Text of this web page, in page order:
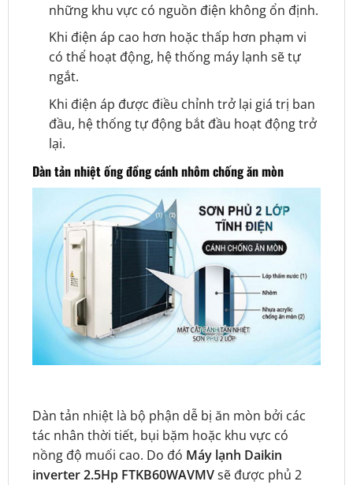
những khu vực có nguồn điện không ổn định.
Khi điện áp cao hơn hoặc thấp hơn phạm vi
có thể hoạt động, hệ thống máy lạnh sẽ tự
ngắt.
Khi điện áp được điều chỉnh trở lại giá trị ban
đầu, hệ thống tự động bắt đầu hoạt động trở
lại.
Dàn tản nhiệt ống đồng cánh nhôm chống ăn mòn
Dàn tản nhiệt là bộ phận dễ bị ăn mòn bởi các
tác nhân thời tiết, bụi bặm hoặc khu vực có
nồng độ muối cao. Do đó Máy lạnh Daikin
inverter 2.5Hp FTKB60WAVMVsẽ được phủ 2